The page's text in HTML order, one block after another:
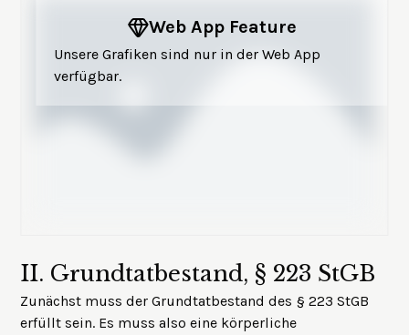
Web App Feature
Unsere Grafiken sind nur in der Web App
verfügbar.
II. Grundtatbestand, § 223 StGB
Zunächst muss der Grundtatbestand des § 223 StGB
erfüllt sein. Es muss also eine körperliche